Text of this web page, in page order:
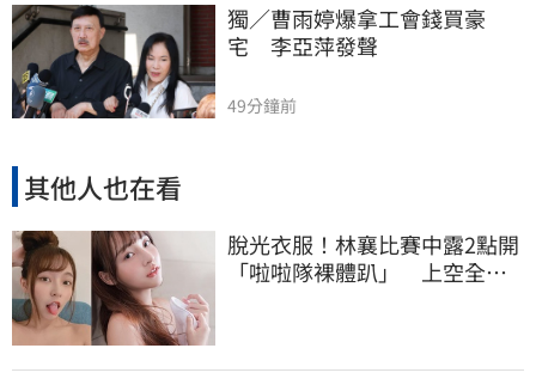
獨／曹雨婷爆拿工會錢買豪
宅　李亞萍發聲
49分鐘前
其他人也在看
脫光衣服！林襄比賽中露2點開
「啦啦隊裸體趴」 上空全裸